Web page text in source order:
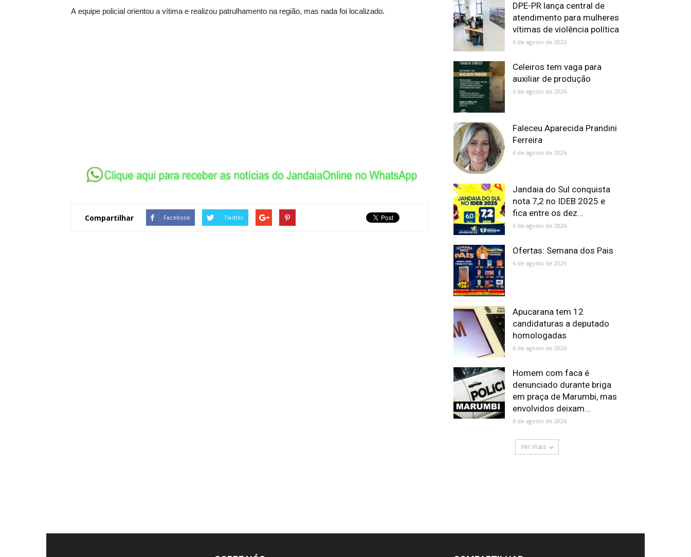
A equipe policial orientou a vítima e realizou patrulhamento na região, mas nada foi localizado.
Compartilhar Facebook Twitter
DPE-PR lança central de
atendimento para mulheres
vítimas de violência política
6 de agosto de 2026
Celeiros tem vaga para
auxiliar de produção
6 de agosto de 2026
Faleceu Aparecida Prandini
Ferreira
6 de agosto de 2026
Jandaia do Sul conquista
nota 7,2 no IDEB 2025 e
fica entre os dez...
6 de agosto de 2026
Ofertas: Semana dos Pais
6 de agosto de 2026
Apucarana tem 12
candidaturas a deputado
homologadas
6 de agosto de 2026
Homem com faca é
denunciado durante briga
em praça de Marumbi, mas
envolvidos deixam...
6 de agosto de 2026
Ver mais